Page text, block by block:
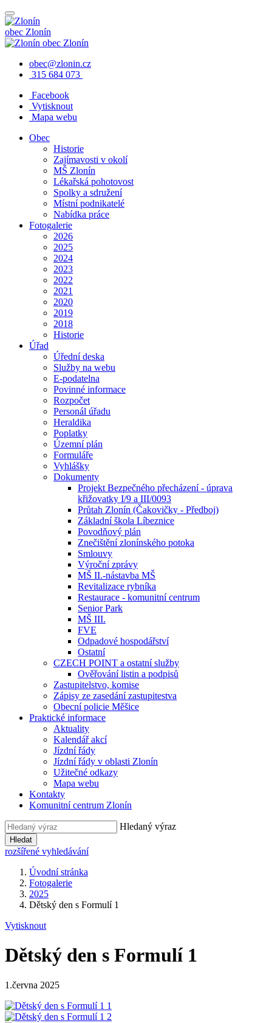
obec Zlonín
obec Zlonín
obec@zlonin.cz
315 684 073
Facebook
Vytisknout
Mapa webu
Obec
Historie
Zajímavosti v okolí
MŠ Zlonín
Lékařská pohotovost
Spolky a sdružení
Místní podnikatelé
Nabídka práce
Fotogalerie
2026
2025
2024
2023
2022
2021
2020
2019
2018
Historie
Úřad
Úřední deska
Služby na webu
E-podatelna
Povinné informace
Rozpočet
Personál úřadu
Heraldika
Poplatky
Územní plán
Formuláře
Vyhlášky
Dokumenty
Projekt Bezpečného přecházení - úprava
křižovatky I/9 a III/0093
Průtah Zlonín (Čakovičky - Předboj)
Základní škola Líbeznice
Povodňový plán
Znečištění zlonínského potoka
Smlouvy
Výroční zprávy
MŠ II.-nástavba MŠ
Revitalizace rybníka
Restaurace - komunitní centrum
Senior Park
MŠ III.
FVE
Odpadové hospodářství
Ostatní
CZECH POINT a ostatní služby
Ověřování listin a podpisů
Zastupitelstvo, komise
Zápisy ze zasedání zastupitestva
Obecní policie Měšice
Praktické informace
Aktuality
Kalendář akcí
Jízdní řády
Jízdní řády v oblasti Zlonín
Užitečné odkazy
Mapa webu
Kontakty
Komunitní centrum Zlonín
Hledaný výraz
Hledat
rozšířené vyhledávání
Úvodní stránka
Fotogalerie
2025
Dětský den s Formulí 1
Vytisknout
Dětský den s Formulí 1
1.června 2025